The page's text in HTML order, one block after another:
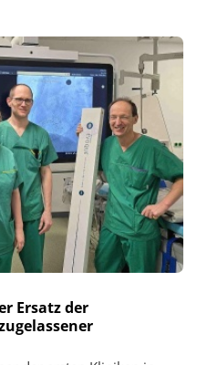
Ersatz der